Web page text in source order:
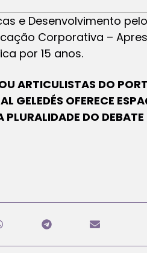
e Desenvolvimento pelo
Corporativa –
por 15 anos.
ARTICULISTAS DO
GELEDÉS OFERECE
DO